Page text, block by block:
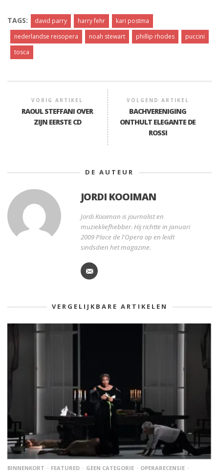
TAGS: david parry harry fehr
kari postma
nederlandse reisopera
noah stewart phillip rhodes
puccini
tosca
VORIG ARTIKEL
RAOUL STEFFANI OVER
ZIJN EERSTE CD
VOLGEND ARTIKEL
BACHVERENIGING
ONTHULT ELEGANTE DE
ROSSI
DE AUTEUR
JORDI KOOIMAN
Jordi Kooiman is journalist en
muziekliefhebber. Hij richtte in januari
2009 Place de l'Opera op en leidt
sindsdien het magazine.
VERGELIJKBARE ARTIKELEN
BINNENKORT FEATURED GEEN CATEGORIE
OPERARECENSIE